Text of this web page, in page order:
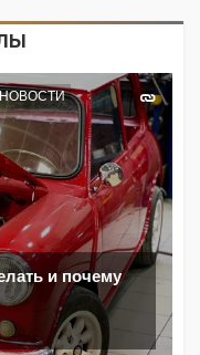
НОВОСТИ
и почему